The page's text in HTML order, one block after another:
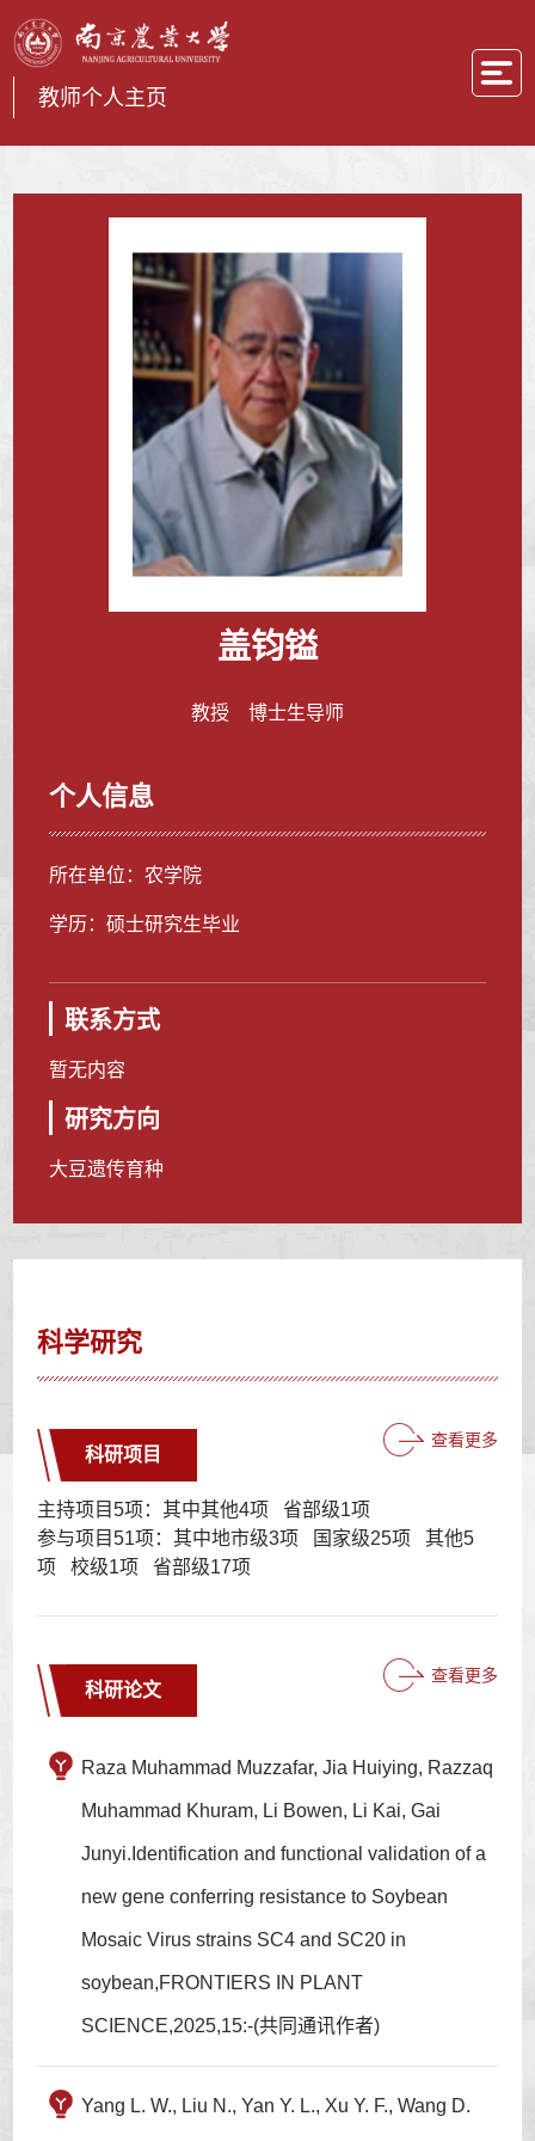
教师个人主页
盖钧镒
教授 博士生导师
个人信息
所在单位：农学院
学历：硕士研究生毕业
联系方式
暂无内容
研究方向
大豆遗传育种
科学研究
科研项目
查看更多
主持项目5项：其中其他4项 省部级1项
参与项目51项：其中地市级3项 国家级25项 其他5
项 校级1项 省部级17项
科研论文
查看更多
Raza Muhammad Muzzafar, Jia Huiying, Razzaq
Muhammad Khuram, Li Bowen, Li Kai, Gai
Junyi.Identification and functional validation of a
new gene conferring resistance to Soybean
Mosaic Virus strains SC4 and SC20 in
soybean,FRONTIERS IN PLANT
SCIENCE,2025,15:-(共同通讯作者)
Yang L. W., Liu N., Yan Y. L., Xu Y. F., Wang D.